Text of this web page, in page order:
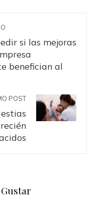
si las mejoras
benefician al
POST